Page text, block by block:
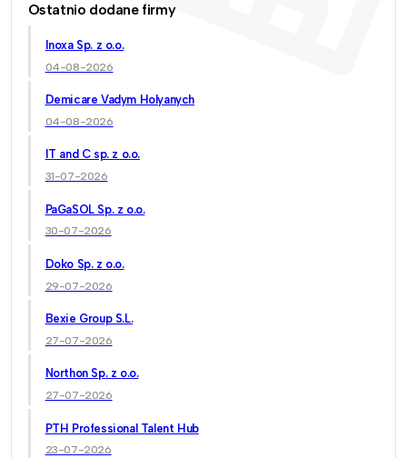
Ostatnio dodane firmy
Inoxa Sp. z o.o.
04-08-2026
Demicare Vadym Holyanych
04-08-2026
IT and C sp. z o.o.
31-07-2026
PaGaSOL Sp. z o.o.
30-07-2026
Doko Sp. z o.o.
29-07-2026
Bexie Group S.L.
27-07-2026
Northon Sp. z o.o.
27-07-2026
PTH Professional Talent Hub
23-07-2026